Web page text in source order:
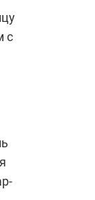
с